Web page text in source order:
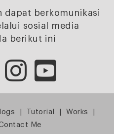
dapat berkomunikasi
sosial media
berikut ini
Tutorial Works
Me